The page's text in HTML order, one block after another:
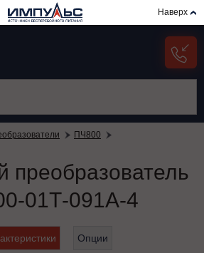
Наверх
ПЧ800
преобразователь
01Т-091А-4
Опции